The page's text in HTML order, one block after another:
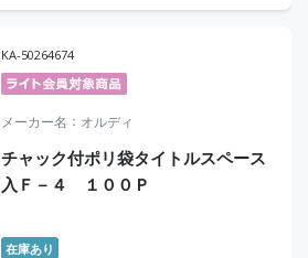
KA-50264674
メーカー名 オルディ
チャック付ポリ袋タイトルスペース
入Ｆ－４ １００Ｐ
在庫あり